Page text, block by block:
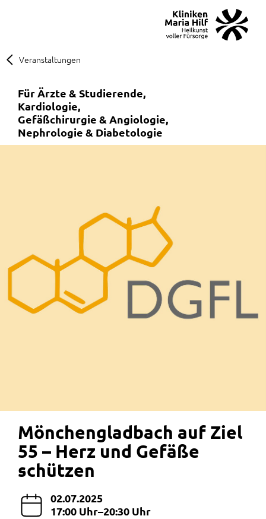
Veranstaltungen
Für Ärzte & Studierende
Kardiologie
Gefäß­chirurgie & Angiologie
Nephrologie & Diabetologie
Mönchengladbach auf Ziel
55 – Herz und Gefäße
schützen
02.07.2025
17:00 Uhr–20:30 Uhr